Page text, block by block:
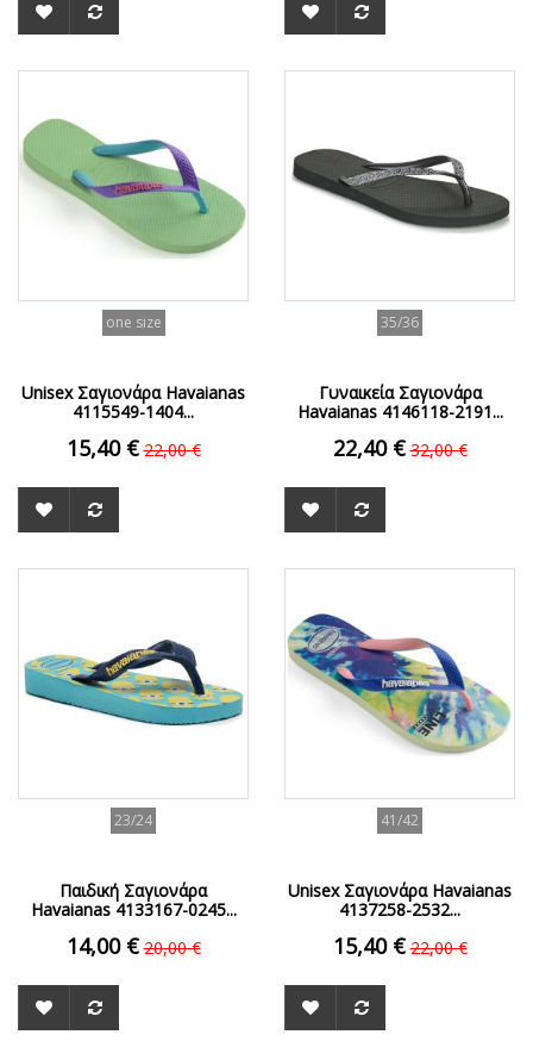
one size
Unisex Σαγιονάρα Havaianas
4115549-1404...
15,40 € 22,00 €
35/36
Γυναικεία Σαγιονάρα
Havaianas 4146118-2191...
22,40 € 32,00 €
23/24
Παιδική Σαγιονάρα
Havaianas 4133167-0245...
14,00 € 20,00 €
41/42
Unisex Σαγιονάρα Havaianas
4137258-2532...
15,40 € 22,00 €